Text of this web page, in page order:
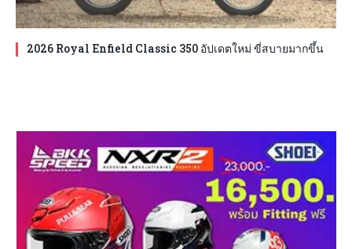
2026 Royal Enfield Classic 350 อัปเดตใหม่ ขี่สบายมากขึ้น